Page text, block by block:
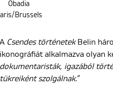
Obadia
Brussels
A Csendes történetekBelin
ikonográfiát alkalmazva olyan
dokumentaristák, igazából
tükreiként szolgálnak.”